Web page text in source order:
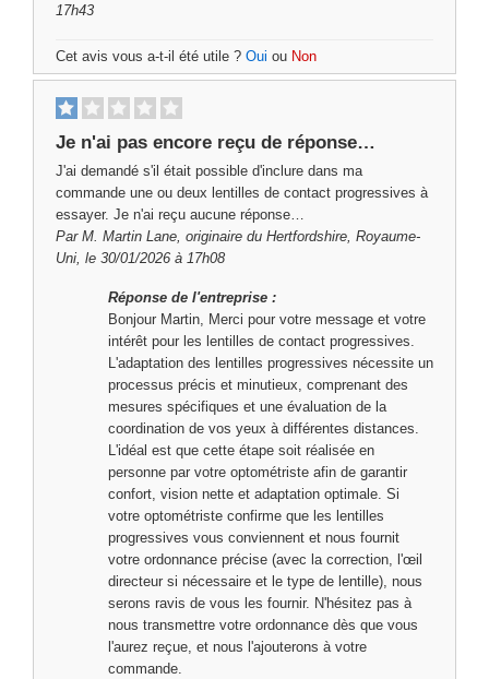
17h43
Cet avis vous a-t-il été utile ? Oui ou Non
Je n'ai pas encore reçu de réponse…
J'ai demandé s'il était possible d'inclure dans ma
commande une ou deux lentilles de contact progressives à
essayer. Je n'ai reçu aucune réponse…
Par M. Martin Lane, originaire du Hertfordshire, Royaume-
Uni, le 30/01/2026 à 17h08
Réponse de l'entreprise :
Bonjour Martin, Merci pour votre message et votre
intérêt pour les lentilles de contact progressives.
L'adaptation des lentilles progressives nécessite un
processus précis et minutieux, comprenant des
mesures spécifiques et une évaluation de la
coordination de vos yeux à différentes distances.
L'idéal est que cette étape soit réalisée en
personne par votre optométriste afin de garantir
confort, vision nette et adaptation optimale. Si
votre optométriste confirme que les lentilles
progressives vous conviennent et nous fournit
votre ordonnance précise (avec la correction, l'œil
directeur si nécessaire et le type de lentille), nous
serons ravis de vous les fournir. N'hésitez pas à
nous transmettre votre ordonnance dès que vous
l'aurez reçue, et nous l'ajouterons à votre
commande.